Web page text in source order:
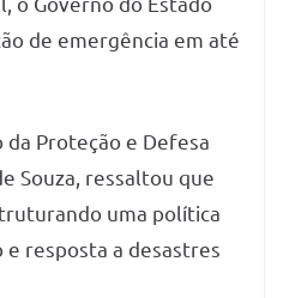
de emergência em até
Proteção e Defesa
Souza, ressaltou que
uma política
resposta a desastres